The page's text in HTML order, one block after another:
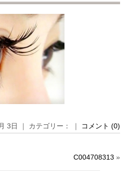
3日 ｜ カテゴリー： ｜ コメント (0)
C004708313 »